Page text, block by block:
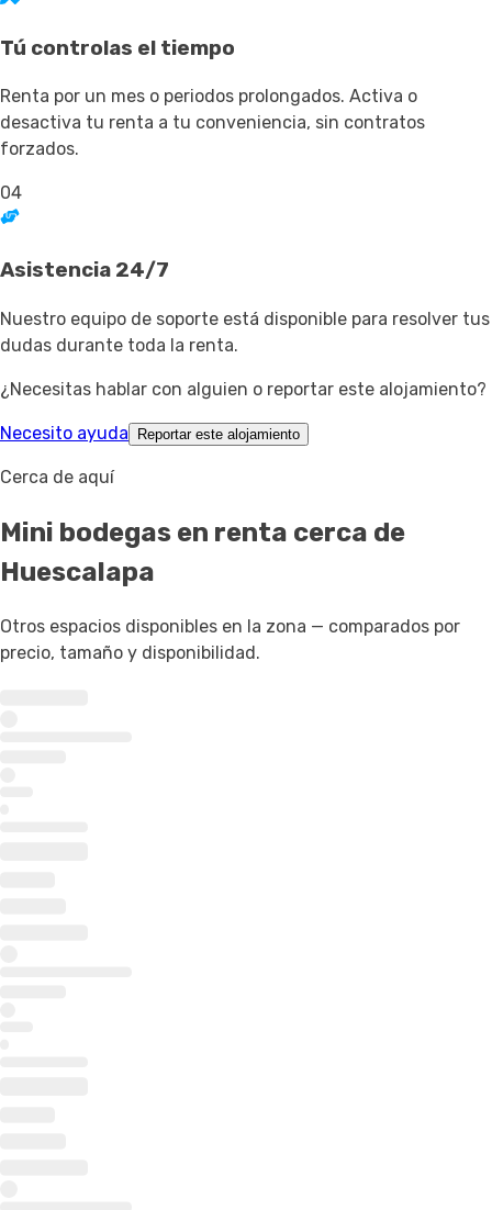
Tú controlas el tiempo
Renta por un mes o periodos prolongados. Activa o
desactiva tu renta a tu conveniencia, sin contratos
forzados.
04
Asistencia 24/7
Nuestro equipo de soporte está disponible para resolver tus
dudas durante toda la renta.
¿Necesitas hablar con alguien o reportar este alojamiento?
Necesito ayuda Reportar este alojamiento
Cerca de aquí
Mini bodegas en renta cerca de
Huescalapa
Otros espacios disponibles en la zona — comparados por
precio, tamaño y disponibilidad.